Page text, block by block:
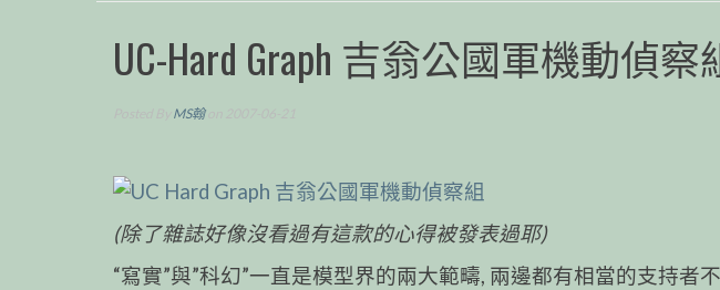
UC-Hard Graph 吉翁公國軍機動偵察
MS翰on 2007-06-21
(除了雜誌好像沒看過有這款的心得被發表過耶)
“寫實”與”科幻”一直是模型界的兩大範疇, 兩邊都有相當的支持者